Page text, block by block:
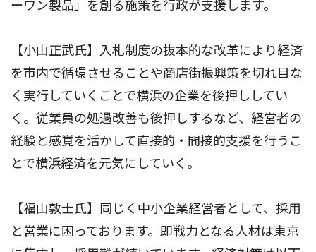
ーワン製品」を創る施策を行政が支援します。
【小山正武氏】入札制度の抜本的な改革により経済
を市内で循環させることや商店街振興策を切れ目な
く実行していくことで横浜の企業を後押ししてい
く。従業員の処遇改善も後押しするなど、経営者の
経験と感覚を活かして直接的・間接的支援を行うこ
とで横浜経済を元気にしていく。
【福山敦士氏】同じく中小企業経営者として、採用
と営業に困っております。即戦力となる人材は東京